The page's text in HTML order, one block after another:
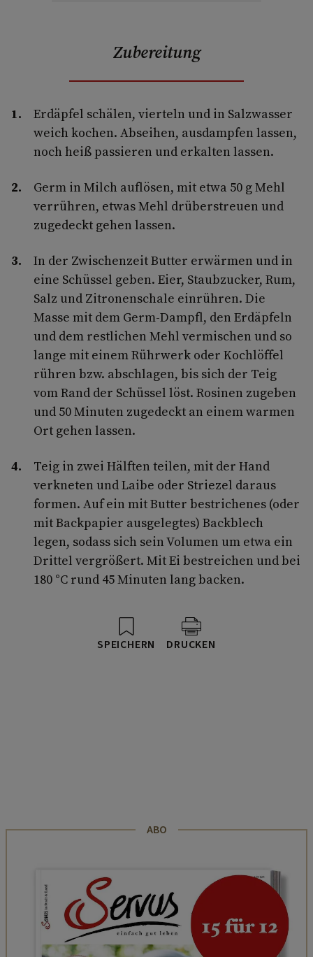
Zubereitung
Erdäpfel schälen, vierteln und in Salzwasser
weich kochen. Abseihen, ausdampfen lassen,
noch heiß passieren und erkalten lassen.
Germ in Milch auflösen, mit etwa 50 g Mehl
verrühren, etwas Mehl drüberstreuen und
zugedeckt gehen lassen.
In der Zwischenzeit Butter erwärmen und in
eine Schüssel geben. Eier, Staubzucker, Rum,
Salz und Zitronenschale einrühren. Die
Masse mit dem Germ-Dampfl, den Erdäpfeln
und dem restlichen Mehl vermischen und so
lange mit einem Rührwerk oder Kochlöffel
rühren bzw. abschlagen, bis sich der Teig
vom Rand der Schüssel löst. Rosinen zugeben
und 50 Minuten zugedeckt an einem warmen
Ort gehen lassen.
Teig in zwei Hälften teilen, mit der Hand
verkneten und Laibe oder Striezel daraus
formen. Auf ein mit Butter bestrichenes (oder
mit Backpapier ausgelegtes) Backblech
legen, sodass sich sein Volumen um etwa ein
Drittel vergrößert. Mit Ei bestreichen und bei
180 °C rund 45 Minuten lang backen.
SPEICHERN DRUCKEN
ABO